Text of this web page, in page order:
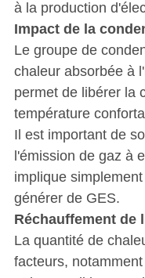
à la production
Impact de la
Le groupe de
chaleur absorbée à
permet de libérer la
température
Il est important de
l'émission de gaz à
implique
générer de GES.
Réchauffement de
La quantité de
facteurs,